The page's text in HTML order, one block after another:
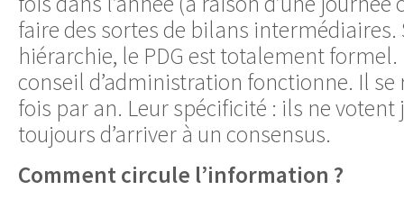
faire des sortes de bilans intermédiaires.
hiérarchie, le PDG est totalement formel.
conseil d’administration fonctionne. Il
fois par an. Leur spécificité : ils ne
toujours d’arriver à un consensus.
Comment circule l’information ?